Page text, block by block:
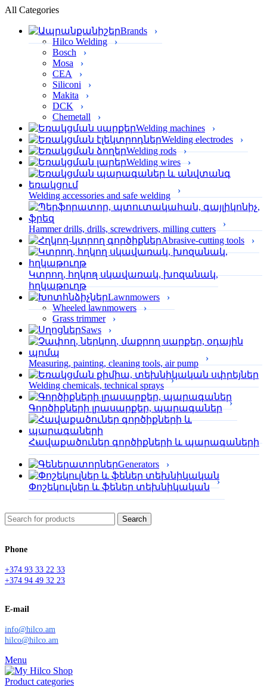
All Categories
Brands
Hilco Welding
Bosch
Mosa
CEA
Siliconi
Makita
DCK
Chemetall
Welding machines
Welding electrodes
Welding rods
Welding wires
Welding accessories and safe welding
Hammer drills, drills, screwdrivers, milling cutters
Abrasive-cutting tools
Կտրող, հղկող սկավառակ, խոզանակ,
հղկաթուղթ
Lawnmowers
Wheeled lawnmowers
Grass trimmer
Saws
Measuring, painting, cleaning tools, air pump
Welding chemicals, technical sprays
Գործիքների լրասարքեր, պարագաներ
Հավաքածուներ գործիքների և պարագաների
Generators
Փոշեկուլներ և ֆեներ տեխնիկական
Search
Phone
+374 93 33 22 33
+374 94 49 32 23
E-mail
info@hilco.am
hilco@hilco.am
Menu
Product categories